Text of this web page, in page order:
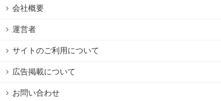
会社概要
運営者
サイトのご利用について
広告掲載について
お問い合わせ